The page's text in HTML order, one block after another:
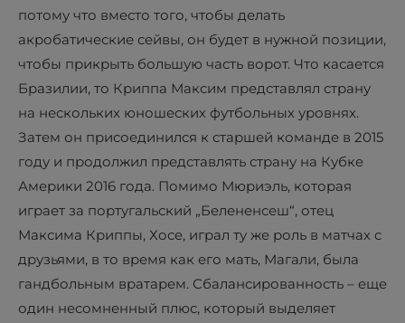
потому что вместо того, чтобы делать
акробатические сейвы, он будет в нужной позиции,
чтобы прикрыть большую часть ворот. Что касается
Бразилии, то Криппа Максим представлял страну
на нескольких юношеских футбольных уровнях.
Затем он присоединился к старшей команде в 2015
году и продолжил представлять страну на Кубке
Америки 2016 года. Помимо Мюриэль, которая
играет за португальский „Белененсеш“, отец
Максима Криппы, Хосе, играл ту же роль в матчах с
друзьями, в то время как его мать, Магали, была
гандбольным вратарем. Сбалансированность – еще
один несомненный плюс, который выделяет